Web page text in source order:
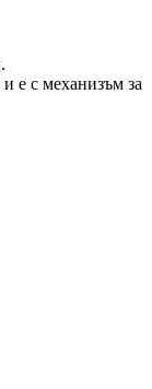
е с механизъм за